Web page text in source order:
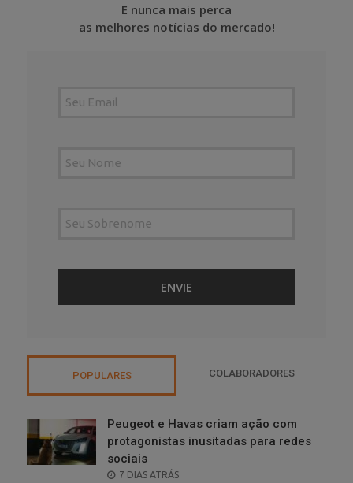
E nunca mais perca
as melhores notícias do mercado!
POPULARES COLABORADORES
Peugeot e Havas criam ação com
protagonistas inusitadas para redes
sociais
POSTED
7 DIAS ATRÁS